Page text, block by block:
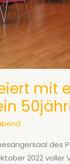
mit
des
2022 voller